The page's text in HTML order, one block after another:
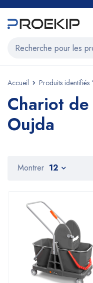
Accueil Produits
Chariot
Oujda
Montrer 12